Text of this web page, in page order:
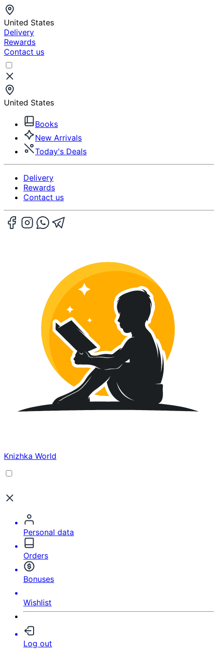
United States
Delivery
Rewards
Contact us
United States
Books
New Arrivals
Today's Deals
Delivery
Rewards
Contact us
Knizhka World
Personal data
Orders
Bonuses
Wishlist
Log out